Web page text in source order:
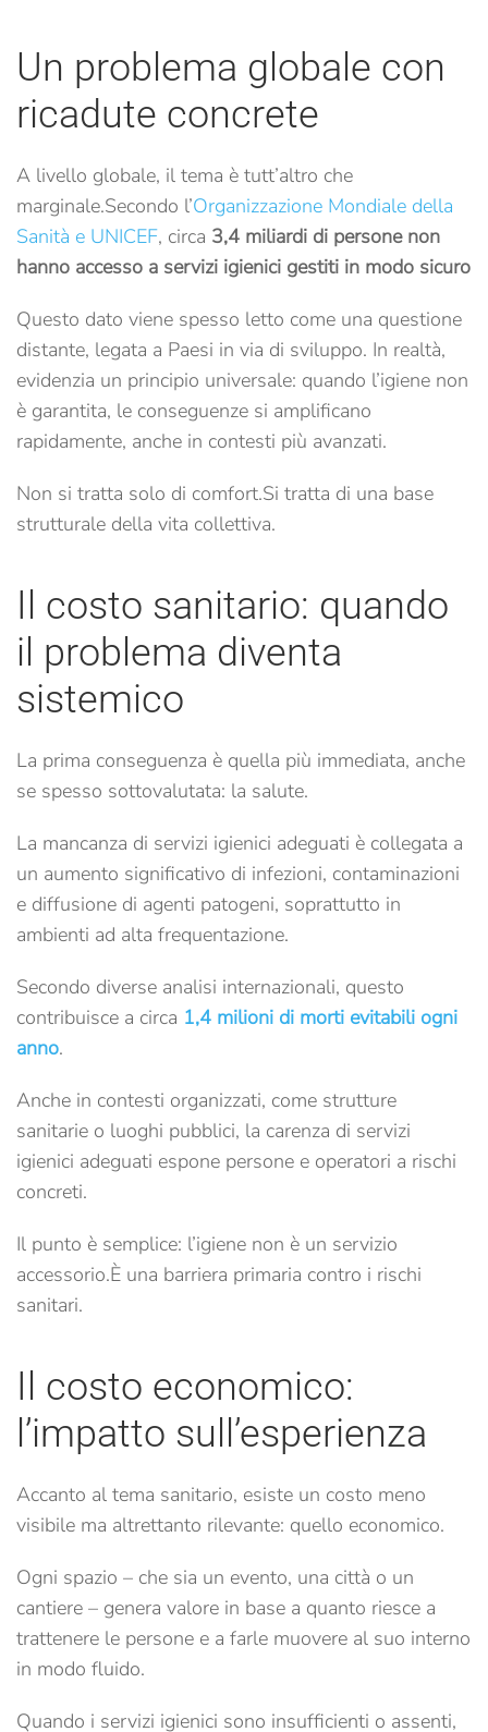
Un problema globale con
ricadute concrete
A livello globale, il tema è tutt’altro che
marginale.Secondo l’Organizzazione Mondiale della
Sanità e UNICEF, circa 3,4 miliardi di persone non
hanno accesso a servizi igienici gestiti in modo sicuro
Questo dato viene spesso letto come una questione
distante, legata a Paesi in via di sviluppo. In realtà,
evidenzia un principio universale: quando l’igiene non
è garantita, le conseguenze si amplificano
rapidamente, anche in contesti più avanzati.
Non si tratta solo di comfort.Si tratta di una base
strutturale della vita collettiva.
Il costo sanitario: quando
il problema diventa
sistemico
La prima conseguenza è quella più immediata, anche
se spesso sottovalutata: la salute.
La mancanza di servizi igienici adeguati è collegata a
un aumento significativo di infezioni, contaminazioni
e diffusione di agenti patogeni, soprattutto in
ambienti ad alta frequentazione.
Secondo diverse analisi internazionali, questo
contribuisce a circa 1,4 milioni di morti evitabili ogni
anno.
Anche in contesti organizzati, come strutture
sanitarie o luoghi pubblici, la carenza di servizi
igienici adeguati espone persone e operatori a rischi
concreti.
Il punto è semplice: l’igiene non è un servizio
accessorio.È una barriera primaria contro i rischi
sanitari.
Il costo economico:
l’impatto sull’esperienza
Accanto al tema sanitario, esiste un costo meno
visibile ma altrettanto rilevante: quello economico.
Ogni spazio – che sia un evento, una città o un
cantiere – genera valore in base a quanto riesce a
trattenere le persone e a farle muovere al suo interno
in modo fluido.
Quando i servizi igienici sono insufficienti o assenti,